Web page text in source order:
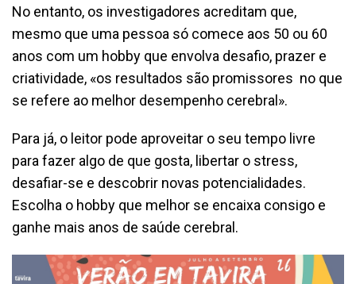
No entanto, os investigadores acreditam que,
mesmo que uma pessoa só comece aos 50 ou 60
anos com um hobby que envolva desafio, prazer e
criatividade, «os resultados são promissores no que
se refere ao melhor desempenho cerebral».
Para já, o leitor pode aproveitar o seu tempo livre
para fazer algo de que gosta, libertar o stress,
desafiar-se e descobrir novas potencialidades.
Escolha o hobby que melhor se encaixa consigo e
ganhe mais anos de saúde cerebral.